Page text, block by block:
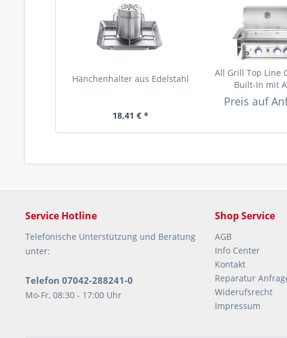
Hänchenhalter aus Edelstahl
18,41 € *
All Grill Top Line
Built-In mit
Preis auf
Service Hotline
Telefonische Unterstützung und Beratung
unter:
Telefon 07042-288241-0
Mo-Fr, 08:30 - 17:00 Uhr
Shop Service
AGB
Info Center
Kontakt
Reparatur
Widerufsrecht
Impressum